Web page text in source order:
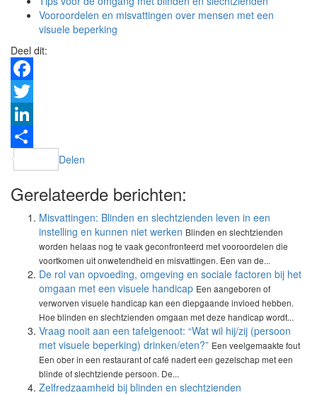
Vooroordelen en misvattingen over mensen met een
visuele beperking
Deel dit:
Facebook
Twitter
LinkedIn
Delen
Gerelateerde berichten:
Misvattingen: Blinden en slechtzienden leven in een
instelling en kunnen niet werken Blinden en slechtzienden
worden helaas nog te vaak geconfronteerd met vooroordelen die
voortkomen uit onwetendheid en misvattingen. Een van de...
De rol van opvoeding, omgeving en sociale factoren bij het
omgaan met een visuele handicap Een aangeboren of
verworven visuele handicap kan een diepgaande invloed hebben.
Hoe blinden en slechtzienden omgaan met deze handicap wordt...
Vraag nooit aan een tafelgenoot: “Wat wil hij/zij (persoon
met visuele beperking) drinken/eten?” Een veelgemaakte fout
Een ober in een restaurant of café nadert een gezelschap met een
blinde of slechtziende persoon. De...
Zelfredzaamheid bij blinden en slechtzienden